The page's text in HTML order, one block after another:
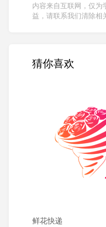
内容来自互联网，仅为
益，请联系我们清除相
猜你喜欢
鲜花快递